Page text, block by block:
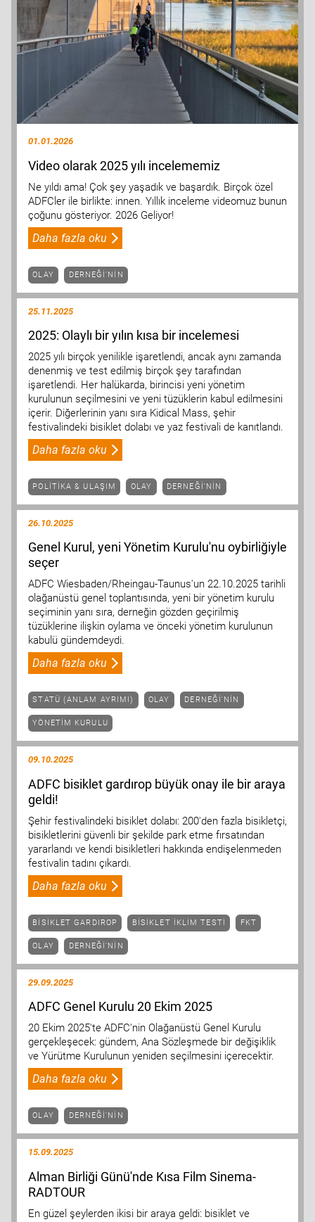
01.01.2026
Video olarak 2025 yılı incelememiz
Ne yıldı ama! Çok şey yaşadık ve başardık. Birçok özel
ADFCler ile birlikte: innen. Yıllık inceleme videomuz bunun
çoğunu gösteriyor. 2026 Geliyor!
Daha fazla oku
OLAY DERNEĞI'NIN
25.11.2025
2025: Olaylı bir yılın kısa bir incelemesi
2025 yılı birçok yenilikle işaretlendi, ancak aynı zamanda
denenmiş ve test edilmiş birçok şey tarafından
işaretlendi. Her halükarda, birincisi yeni yönetim
kurulunun seçilmesini ve yeni tüzüklerin kabul edilmesini
içerir. Diğerlerinin yanı sıra Kidical Mass, şehir
festivalindeki bisiklet dolabı ve yaz festivali de kanıtlandı.
Daha fazla oku
POLITIKA & ULAŞIM OLAY DERNEĞI'NIN
26.10.2025
Genel Kurul, yeni Yönetim Kurulu'nu oybirliğiyle
seçer
ADFC Wiesbaden/Rheingau-Taunus'un 22.10.2025 tarihli
olağanüstü genel toplantısında, yeni bir yönetim kurulu
seçiminin yanı sıra, derneğin gözden geçirilmiş
tüzüklerine ilişkin oylama ve önceki yönetim kurulunun
kabulü gündemdeydi.
Daha fazla oku
STATÜ (ANLAM AYRIMI) OLAY DERNEĞI'NIN
YÖNETIM KURULU
09.10.2025
ADFC bisiklet gardırop büyük onay ile bir araya
geldi!
Şehir festivalindeki bisiklet dolabı: 200'den fazla bisikletçi,
bisikletlerini güvenli bir şekilde park etme fırsatından
yararlandı ve kendi bisikletleri hakkında endişelenmeden
festivalin tadını çıkardı.
Daha fazla oku
BISIKLET GARDIROP BISIKLET IKLIM TESTI FKT
OLAY DERNEĞI'NIN
29.09.2025
ADFC Genel Kurulu 20 Ekim 2025
20 Ekim 2025'te ADFC'nin Olağanüstü Genel Kurulu
gerçekleşecek: gündem, Ana Sözleşmede bir değişiklik
ve Yürütme Kurulunun yeniden seçilmesini içerecektir.
Daha fazla oku
OLAY DERNEĞI'NIN
15.09.2025
Alman Birliği Günü'nde Kısa Film Sinema-
RADTOUR
En güzel şeylerden ikisi bir araya geldi: bisiklet ve